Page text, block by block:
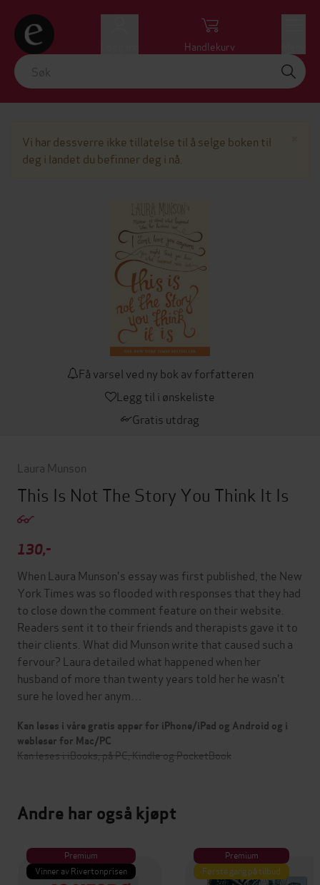
Handlekurv
Vi har dessverre ikke tillatelse til å selge boken til
deg i landet du befinner deg i nå.
Få varsel ved ny bok av forfatteren
Legg til i ønskeliste
Gratis utdrag
Laura Munson
This Is Not The Story You Think It Is
130,-
When Laura Munson's essay was first published, the New
York Times was so flooded with responses that they had
to close down the comment feature on their website.
Readers sent it to their friends and therapists gave it to
their clients. What did Munson write that caused such a
fervour? Laura detailed what happened when her
husband of more than twenty years told her he wasn't
sure he loved her anym…
Kan leses i våre gratis apper for iPhone/iPad og Android og i
webleser for Mac/PC
Kan leses i iBooks, på PC, Kindle og PocketBook
Andre har også kjøpt
Premium
Vinner av Rivertonprisen
Premium
Første gang på tilbud